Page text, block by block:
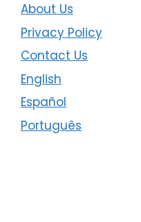
About Us
Privacy Policy
Contact Us
English
Español
Português